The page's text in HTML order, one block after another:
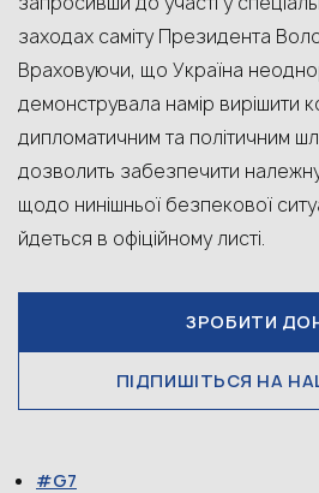
заходах саміту Президента
Враховуючи, що Україна
демонструвала намір вирішити
дипломатичним та політичним
дозволить забезпечити
щодо нинішньої безпекової
йдеться в офіційному листі.
ЗРОБИТИ
ПІДПИШІТЬСЯ НА
G7